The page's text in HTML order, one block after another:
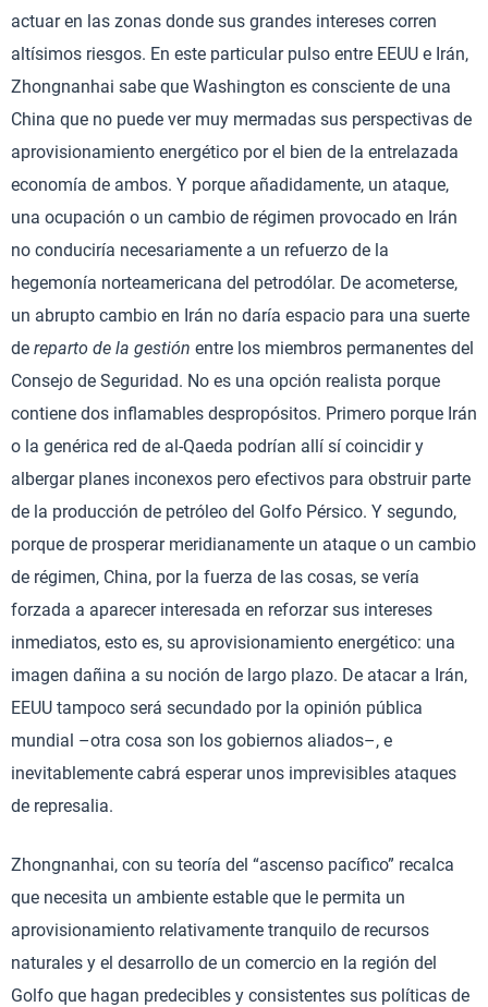
actuar en las zonas donde sus grandes intereses corren
altísimos riesgos. En este particular pulso entre EEUU e Irán,
Zhongnanhai sabe que Washington es consciente de una
China que no puede ver muy mermadas sus perspectivas de
aprovisionamiento energético por el bien de la entrelazada
economía de ambos. Y porque añadidamente, un ataque,
una ocupación o un cambio de régimen provocado en Irán
no conduciría necesariamente a un refuerzo de la
hegemonía norteamericana del petrodólar. De acometerse,
un abrupto cambio en Irán no daría espacio para una suerte
de reparto de la gestión entre los miembros permanentes del
Consejo de Seguridad. No es una opción realista porque
contiene dos inflamables despropósitos. Primero porque Irán
o la genérica red de al-Qaeda podrían allí sí coincidir y
albergar planes inconexos pero efectivos para obstruir parte
de la producción de petróleo del Golfo Pérsico. Y segundo,
porque de prosperar meridianamente un ataque o un cambio
de régimen, China, por la fuerza de las cosas, se vería
forzada a aparecer interesada en reforzar sus intereses
inmediatos, esto es, su aprovisionamiento energético: una
imagen dañina a su noción de largo plazo. De atacar a Irán,
EEUU tampoco será secundado por la opinión pública
mundial –otra cosa son los gobiernos aliados–, e
inevitablemente cabrá esperar unos imprevisibles ataques
de represalia.
Zhongnanhai, con su teoría del “ascenso pacífico” recalca
que necesita un ambiente estable que le permita un
aprovisionamiento relativamente tranquilo de recursos
naturales y el desarrollo de un comercio en la región del
Golfo que hagan predecibles y consistentes sus políticas de